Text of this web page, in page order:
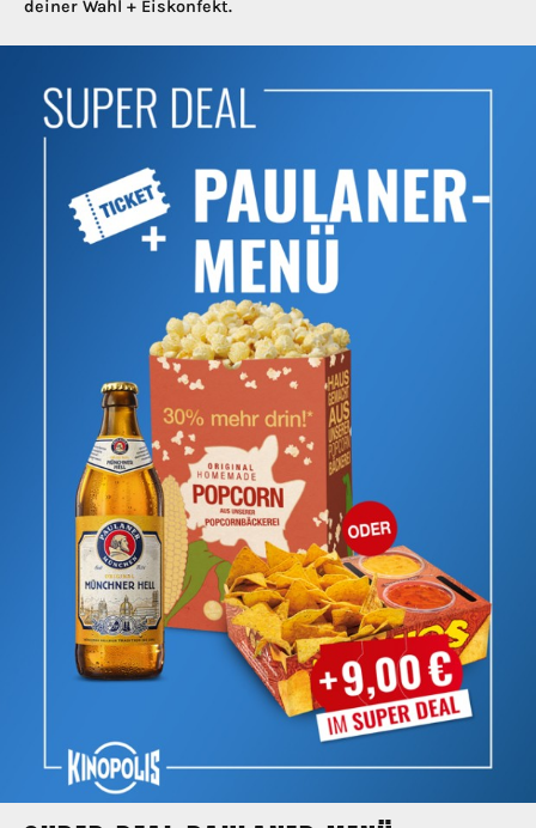
deiner Wahl + Eiskonfekt.